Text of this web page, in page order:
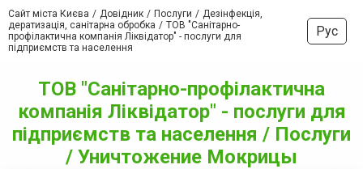
Сайт міста Києва Довідник Послуги
Дезінфекція,
дератизація, санітарна обробка
ТОВ "Санітарно-
профілактична компанія Ліквідатор" - послуги для
підприємств та населення
Рус
ТОВ "Санітарно-профілактична
компанія Ліквідатор" - послуги для
підприємств та населення / Послуги
/ Уничтожение Мокрицы